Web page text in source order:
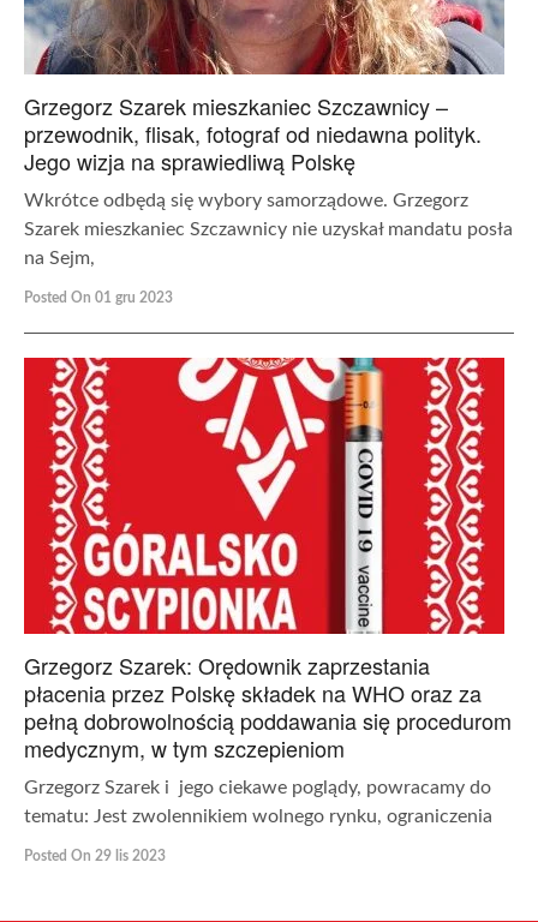
Grzegorz Szarek mieszkaniec Szczawnicy –
przewodnik, flisak, fotograf od niedawna polityk.
Jego wizja na sprawiedliwą Polskę
Wkrótce odbędą się wybory samorządowe. Grzegorz
Szarek mieszkaniec Szczawnicy nie uzyskał mandatu posła
na Sejm,
Posted On 01 gru 2023
Grzegorz Szarek: Orędownik zaprzestania
płacenia przez Polskę składek na WHO oraz za
pełną dobrowolnością poddawania się procedurom
medycznym, w tym szczepieniom
Grzegorz Szarek i jego ciekawe poglądy, powracamy do
tematu: Jest zwolennikiem wolnego rynku, ograniczenia
Posted On 29 lis 2023